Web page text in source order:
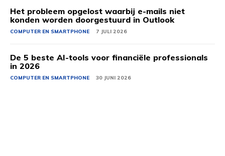
Het probleem opgelost waarbij e-mails niet
konden worden doorgestuurd in Outlook
COMPUTER EN SMARTPHONE 7 JULI 2026
De 5 beste AI-tools voor financiële professionals
in 2026
COMPUTER EN SMARTPHONE 30 JUNI 2026